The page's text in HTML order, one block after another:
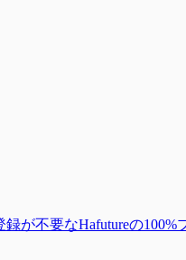
が不要なHafutureの